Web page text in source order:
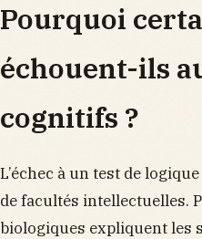
Pourquoi
échouent-ils
cognitifs ?
L’échec à un test de
de facultés intellectuelles.
biologiques expliquent les